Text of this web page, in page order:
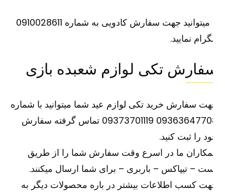
یا میتوانید جهت سفارش کادویی به شماره 0910028611
نمایید.
تکی لوازم شعبده بازی
سفارش خرید تکی لوازم عید شما میتوانید با شماره
09363647708 09373701119 تماس گرفته سفارش
را ثبت کنید.
ما در اسرع وقت سفارش شما را از طریق
– تیپاکس – باربری – برای شما ارسال میکنند.
کسب اطلاعات بیشتر در باره محصولات دیگر به